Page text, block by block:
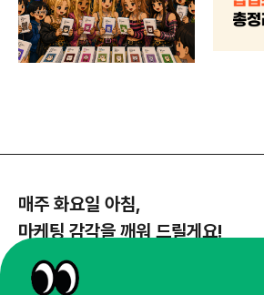
매주 화요일 아침,
마케팅 감각을 깨워 드릴게요!
뉴스레터 구독하기